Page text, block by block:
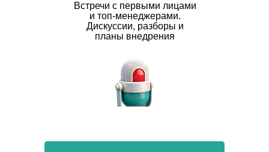
Встречи с первыми лицами
и топ-менеджерами.
Дискуссии, разборы и
планы внедрения